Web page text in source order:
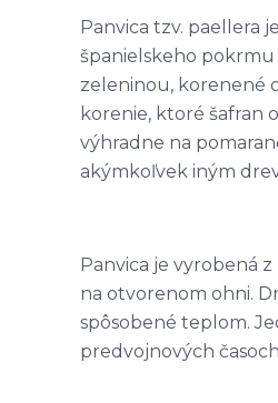
Panvica tzv. paellera
španielskeho pokrmu
zeleninou, korenené
korenie, ktoré šafran
výhradne na
akýmkoľvek iným
Panvica je vyrobená
na otvorenom ohni.
spôsobené teplom.
predvojnových